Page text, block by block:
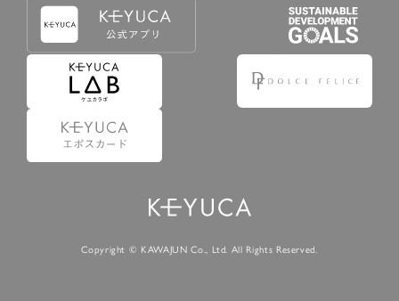
（5） その他、本規約または個別規定に違反した場合。
4.会員登録が取り消された場合においても、当該会員は、
弊社とのお取引等により既に発生した支払義務等の取引上
の義務および本規約上の義務の履行責任を免れないものと
します。
5.仮登録とは、ケユカが提供するアプリ等でサービスを利
用するための簡易的な会員登録（以下「仮登録」といいま
6.仮登録をすることで、第9条のポイント付与を受けるこ
7.仮登録状態はポイントの利用は行えず、第3条1項の通り
Copyright © KAWAJUN Co., Ltd. All Rights Reserved.